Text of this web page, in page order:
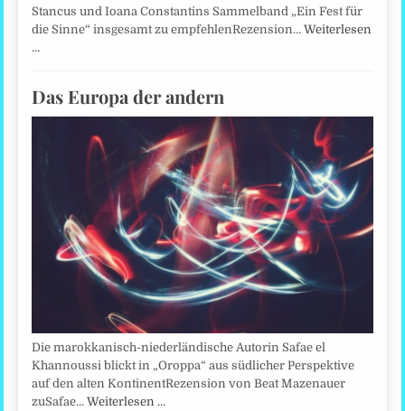
Stancus und Ioana Constantins Sammelband „Ein Fest für
die Sinne“ insgesamt zu empfehlenRezension…Weiterlesen
…
Das Europa der andern
Die marokkanisch-niederländische Autorin Safae el
Khannoussi blickt in „Oroppa“ aus südlicher Perspektive
auf den alten KontinentRezension von Beat Mazenauer
zuSafae…Weiterlesen …